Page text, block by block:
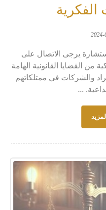
الفكرية
2024-
يرجى الاتصال على
من القضايا القانونية الهامة
والشركات في ممتلكاتهم
...